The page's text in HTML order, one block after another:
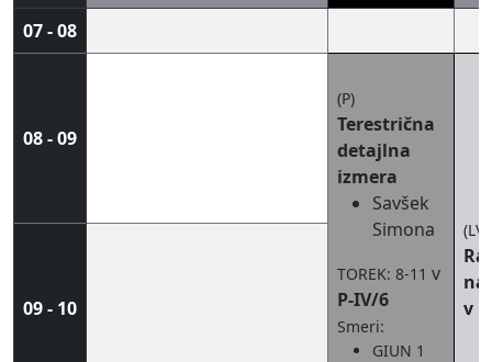
07 - 08
08 - 09
(P)
Terestrična
detajlna
izmera
Savšek
Simona
TOREK: 8-11 v
P-IV/6
Smeri:
GIUN 1
(LV)
v
09 - 10